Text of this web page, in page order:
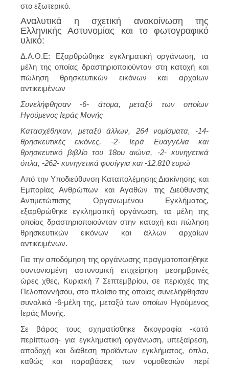
στο εξωτερικό.
Αναλυτικά η σχετική ανακοίνωση της
Ελληνικής Αστυνομίας και το φωτογραφικό
υλικό:
Δ.Α.Ο.Ε: Εξαρθρώθηκε εγκληματική οργάνωση, τα
μέλη της οποίας δραστηριοποιούνταν στη κατοχή και
πώληση θρησκευτικών εικόνων και αρχαίων
αντικειμένων
Συνελήφθησαν -6- άτομα, μεταξύ των οποίων
Ηγούμενος Ιεράς Μονής
Κατασχέθηκαν, μεταξύ άλλων, 264 νομίσματα, -14-
θρησκευτικές εικόνες, -2- Ιερά Ευαγγέλια και
θρησκευτικό βιβλίο του 18ου αιώνα, -2- κυνηγετικά
όπλα, -262- κυνηγετικά φυσίγγια και -12.810 ευρώ
Από την Υποδιεύθυνση Καταπολέμησης Διακίνησης και
Εμπορίας Ανθρώπων και Αγαθών της Διεύθυνσης
Αντιμετώπισης Οργανωμένου Εγκλήματος,
εξαρθρώθηκε εγκληματική οργάνωση, τα μέλη της
οποίας δραστηριοποιούνταν στην κατοχή και πώληση
θρησκευτικών εικόνων και άλλων αρχαίων
αντικειμένων.
Για την αποδόμηση της οργάνωσης πραγματοποιήθηκε
συντονισμένη αστυνομική επιχείρηση μεσημβρινές
ώρες χθες, Κυριακή 7 Σεπτεμβρίου, σε περιοχές της
Πελοποννήσου, στο πλαίσιο της οποίας συνελήφθησαν
συνολικά -6-μέλη της, μεταξύ των οποίων Ηγούμενος
Ιεράς Μονής.
Σε βάρος τους σχηματίσθηκε δικογραφία -κατά
περίπτωση- για εγκληματική οργάνωση, υπεξαίρεση,
αποδοχή και διάθεση προϊόντων εγκλήματος, όπλα,
καθώς και παραβάσεις των νομοθεσιών περί